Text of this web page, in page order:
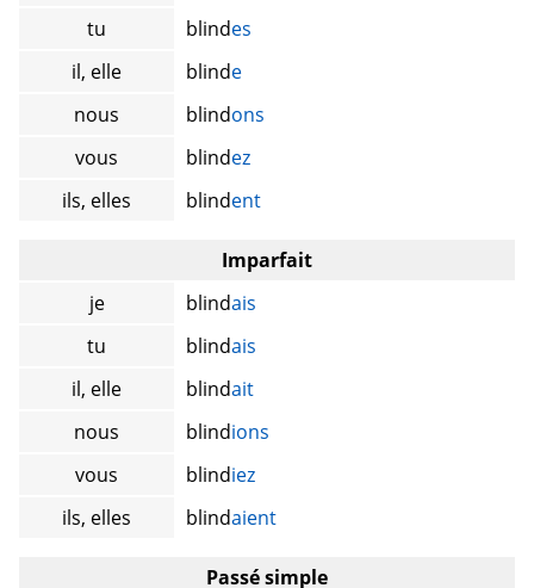
tu
blindes
il, elle
blinde
nous
blindons
vous
blindez
ils, elles
blindent
Imparfait
je
blindais
tu
blindais
il, elle
blindait
nous
blindions
vous
blindiez
ils, elles
blindaient
Passé simple